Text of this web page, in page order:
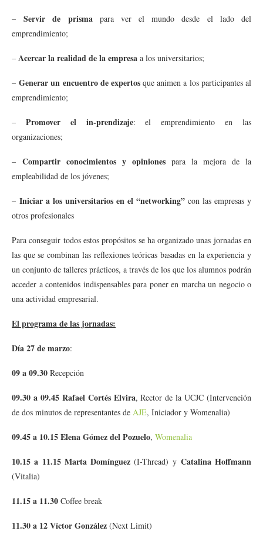
–Servir de prisma para ver el mundo desde el lado del
emprendimiento;
– Acercar la realidadde la empresa a los universitarios;
–Generar un encuentro de expertosque animen a los participantes al
emprendimiento;
– Promover el in-prendizaje: el emprendimiento en las
organizaciones;
– Compartir conocimientos y opiniones para la mejora de la
empleabilidad de los jóvenes;
– Iniciar a los universitarios en el “networking” con las empresas y
otros profesionales
Para conseguir todos estos propósitos se ha organizado unas jornadas en
las que se combinan las reflexiones teóricas basadas en la experiencia y
un conjunto de talleres prácticos, a través de los que los alumnos podrán
acceder a contenidos indispensables para poner en marcha un negocio o
una actividad empresarial.
El programa de las jornadas:
Día 27 de marzo:
09 a 09.30 Recepción
09.30 a 09.45 Rafael Cortés Elvira, Rector de la UCJC (Intervención
de dos minutos de representantes de AJE, Iniciador y Womenalia)
09.45 a 10.15Elena Gómez del Pozuelo, Womenalia
10.15 a 11.15 Marta Domínguez (I-Thread) y Catalina Hoffmann
(Vitalia)
11.15 a 11.30 Coffee break
11.30 a 12Víctor González (Next Limit)